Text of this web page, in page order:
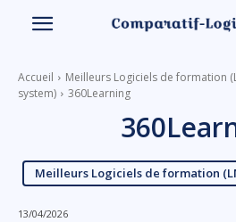
Accueil
Meilleurs Logiciels de formation
system)
360Learning
Meilleurs Logiciels de formation
13/04/2026